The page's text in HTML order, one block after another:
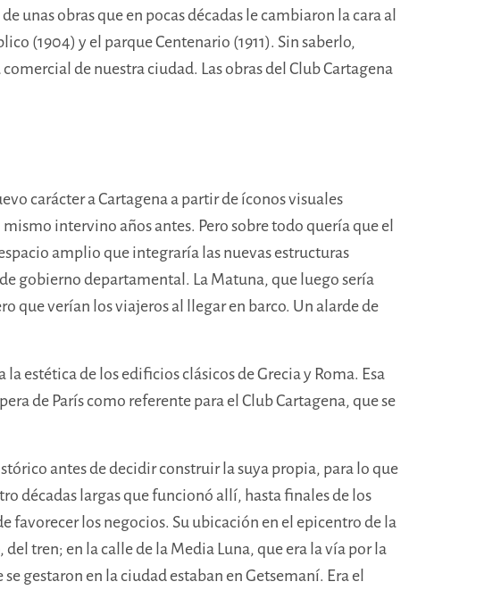
unas obras que en pocas décadas le cambiaron la cara al
(1904) y el parque Centenario (1911). Sin saberlo,
de nuestra ciudad. Las obras del Club Cartagena
carácter a Cartagena a partir de íconos visuales
intervino años antes. Pero sobre todo quería que el
amplio que integraría las nuevas estructuras
gobierno departamental. La Matuna, que luego sería
que verían los viajeros al llegar en barco. Un alarde de
estética de los edificios clásicos de Grecia y Roma. Esa
de París como referente para el Club Cartagena, que se
antes de decidir construir la suya propia, para lo que
décadas largas que funcionó allí, hasta finales de los
favorecer los negocios. Su ubicación en el epicentro de la
tren; en la calle de la Media Luna, que era la vía por la
gestaron en la ciudad estaban en Getsemaní. Era el